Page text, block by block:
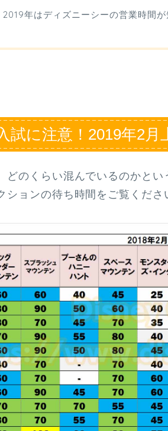
2019年はディズニーシーの営業時間
試に注意！2019年2
のくらい混んでいるのかとい
ションの待ち時間をご覧くださ